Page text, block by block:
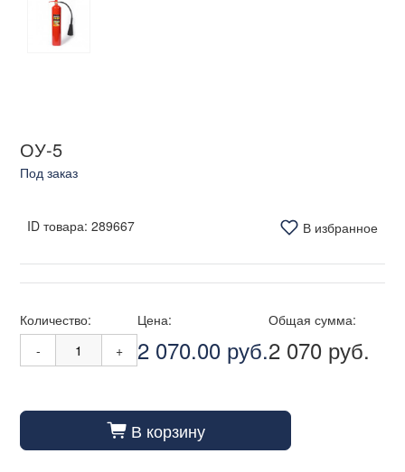
ОУ-5
Под заказ
ID товара:289667 В избранное
Количество:
-
+
Цена:
2 070.00 руб.
Общая сумма:
2 070 руб.
cart_fill В корзину